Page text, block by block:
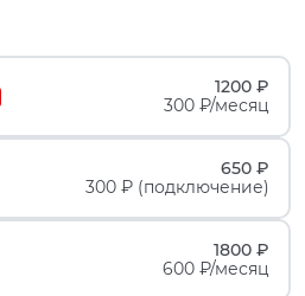
1200 ₽
300 ₽/месяц
650 ₽
300 ₽ (подключение)
1800 ₽
600 ₽/месяц